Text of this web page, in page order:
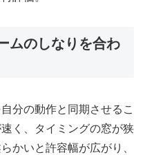
ムのしなりを合わ
分の動作と同期させるこ
く、タイミングの窓が狭
かいと許容幅が広がり、